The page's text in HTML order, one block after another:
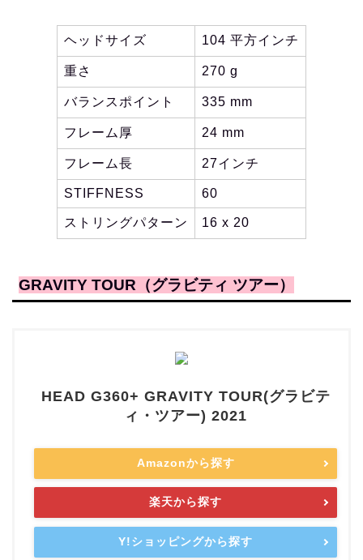
ヘッドサイズ 104 平方インチ
重さ 270 g
バランスポイント 335 mm
フレーム厚 24 mm
フレーム長 27インチ
STIFFNESS 60
ストリングパターン 16 x 20
GRAVITY TOUR（グラビティ ツアー）
HEAD G360+ GRAVITY TOUR(グラビテ
ィ・ツアー) 2021
Amazonから探す
楽天から探す
Y!ショッピングから探す